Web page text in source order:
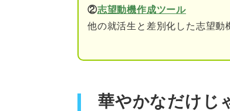
ポーラ・オルビ
②志望動機作成ツール
他の就活生と差別化した志望動
華やかなだけじ